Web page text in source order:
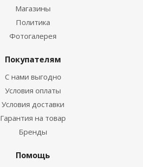
Магазины
Политика
Фотогалерея
Покупателям
С нами выгодно
Условия оплаты
Условия доставки
Гарантия на товар
Бренды
Помощь